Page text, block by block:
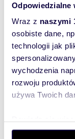
Odpowiedzialne
Wraz z naszymi
osobiste dane,
technologii jak
wychodzenia
rozwoju
używa Twoich
dane są
Located in a
with a
being
community
of the
increasing
LOCATION:
* View: